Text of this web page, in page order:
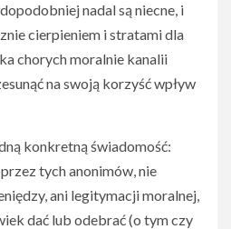
nadal są niecne, i
cierpieniem i stratami dla
chorych moralnie kanalii
na swoją korzyść wpływ
konkretną świadomość:
tych anonimów, nie
ani legitymacji moralnej,
dać lub odebrać (o tym czy